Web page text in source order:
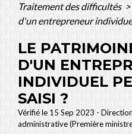
Traitement des difficultés>
d'un entrepreneur
LE
D'UN
INDIVIDUEL
SAISI ?
Vérifié le 15 Sep 2023 -
administrative (Première